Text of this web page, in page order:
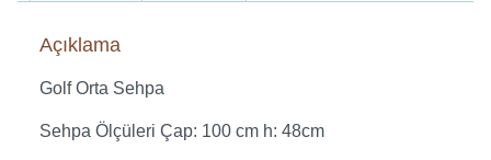
Açıklama
Golf Orta Sehpa
Sehpa Ölçüleri Çap: 100 cm h: 48cm